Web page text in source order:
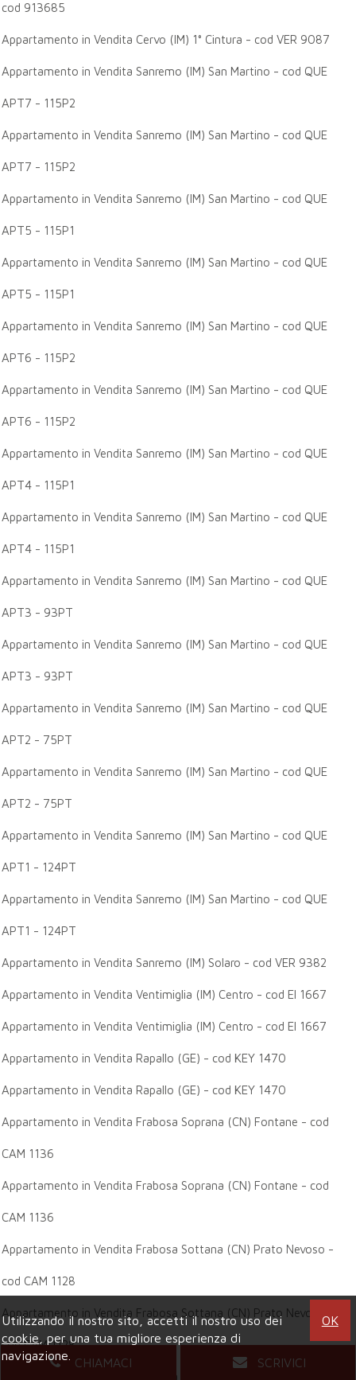
CHIAMACI SCRIVICI
cod 913685
Appartamento in Vendita Cervo (IM) 1° Cintura - cod VER 9087
Appartamento in Vendita Sanremo (IM) San Martino - cod QUE
APT7 - 115P2
Appartamento in Vendita Sanremo (IM) San Martino - cod QUE
APT7 - 115P2
Appartamento in Vendita Sanremo (IM) San Martino - cod QUE
APT5 - 115P1
Appartamento in Vendita Sanremo (IM) San Martino - cod QUE
APT5 - 115P1
Appartamento in Vendita Sanremo (IM) San Martino - cod QUE
APT6 - 115P2
Appartamento in Vendita Sanremo (IM) San Martino - cod QUE
APT6 - 115P2
Appartamento in Vendita Sanremo (IM) San Martino - cod QUE
APT4 - 115P1
Appartamento in Vendita Sanremo (IM) San Martino - cod QUE
APT4 - 115P1
Appartamento in Vendita Sanremo (IM) San Martino - cod QUE
APT3 - 93PT
Appartamento in Vendita Sanremo (IM) San Martino - cod QUE
APT3 - 93PT
Appartamento in Vendita Sanremo (IM) San Martino - cod QUE
APT2 - 75PT
Appartamento in Vendita Sanremo (IM) San Martino - cod QUE
APT2 - 75PT
Appartamento in Vendita Sanremo (IM) San Martino - cod QUE
APT1 - 124PT
Appartamento in Vendita Sanremo (IM) San Martino - cod QUE
APT1 - 124PT
Appartamento in Vendita Sanremo (IM) Solaro - cod VER 9382
Appartamento in Vendita Ventimiglia (IM) Centro - cod EI 1667
Appartamento in Vendita Ventimiglia (IM) Centro - cod EI 1667
Appartamento in Vendita Rapallo (GE) - cod KEY 1470
Appartamento in Vendita Rapallo (GE) - cod KEY 1470
Appartamento in Vendita Frabosa Soprana (CN) Fontane - cod
CAM 1136
Appartamento in Vendita Frabosa Soprana (CN) Fontane - cod
CAM 1136
Appartamento in Vendita Frabosa Sottana (CN) Prato Nevoso -
cod CAM 1128
Appartamento in Vendita Frabosa Sottana (CN) Prato Nevoso -
cod CAM 1128
Appartamento in Vendita Frabosa Sottana (CN) Prato Nevoso -
Utilizzando il nostro sito, accetti il nostro uso dei
cookie, per una tua migliore esperienza di
navigazione.
OK